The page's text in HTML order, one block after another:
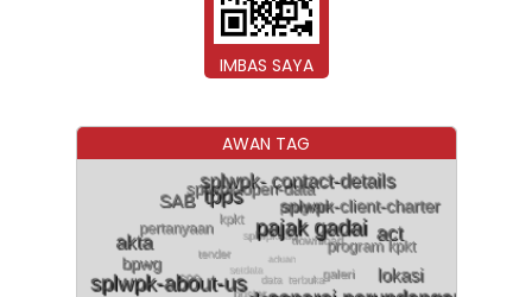
IMBAS SAYA
AWAN TAG